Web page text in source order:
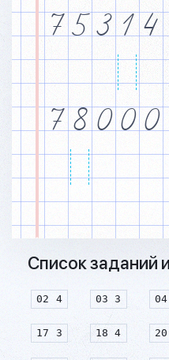
7 5 3 1 4
7 8 0 0 0
Список заданий
02 4 03 3
17 3 18 4